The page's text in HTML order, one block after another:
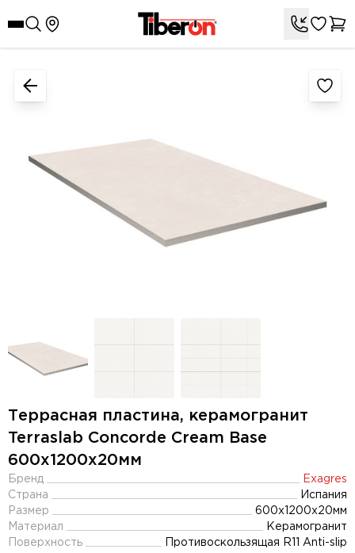
Террасная пластина, керамогранит
Terraslab Concorde Cream Base
600x1200х20мм
Бренд
Exagres
Страна
Испания
Размер
600x1200x20мм
Материал
Керамогранит
Поверхность
Противоскользящая R11 Anti-slip